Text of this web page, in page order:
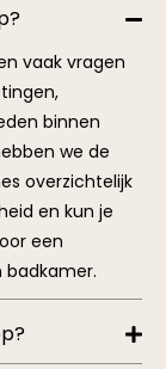
we de
en kun je
een